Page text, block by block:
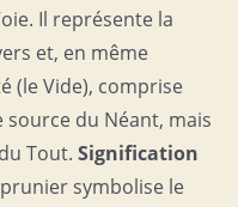
Il représente la
et, en même
(le Vide), comprise
source du Néant, mais
Tout.Signification
symbolise le